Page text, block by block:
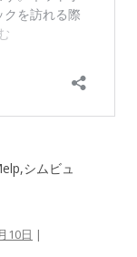
シムビュ
10日 |